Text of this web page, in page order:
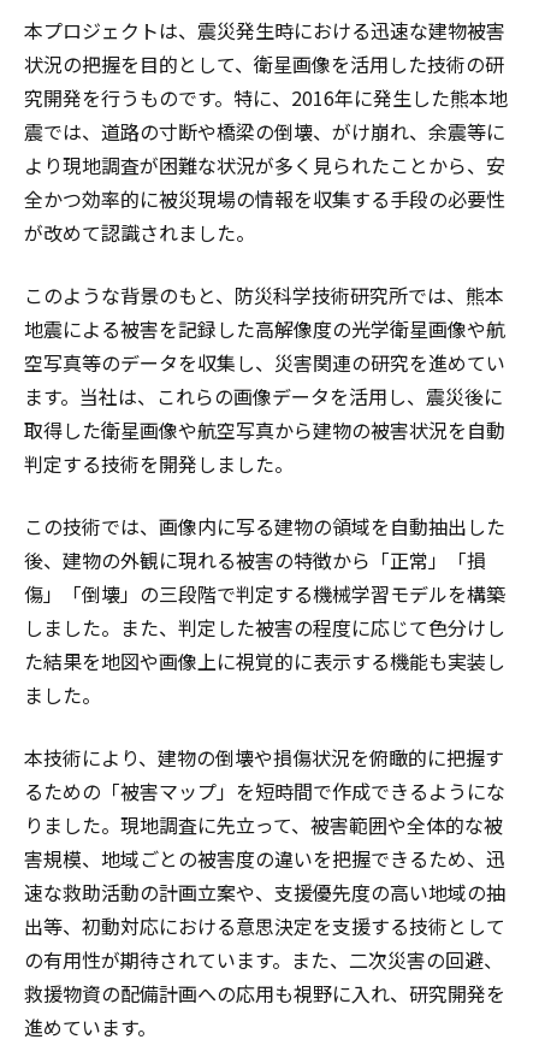
本プロジェクトは、震災発生時における迅速な建物被害
状況の把握を目的として、衛星画像を活用した技術の研
究開発を行うものです。特に、2016年に発生した熊本地
震では、道路の寸断や橋梁の倒壊、がけ崩れ、余震等に
より現地調査が困難な状況が多く見られたことから、安
全かつ効率的に被災現場の情報を収集する手段の必要性
が改めて認識されました。
このような背景のもと、防災科学技術研究所では、熊本
地震による被害を記録した高解像度の光学衛星画像や航
空写真等のデータを収集し、災害関連の研究を進めてい
ます。当社は、これらの画像データを活用し、震災後に
取得した衛星画像や航空写真から建物の被害状況を自動
判定する技術を開発しました。
この技術では、画像内に写る建物の領域を自動抽出した
後、建物の外観に現れる被害の特徴から「正常」「損
傷」「倒壊」の三段階で判定する機械学習モデルを構築
しました。また、判定した被害の程度に応じて色分けし
た結果を地図や画像上に視覚的に表示する機能も実装し
ました。
本技術により、建物の倒壊や損傷状況を俯瞰的に把握す
るための「被害マップ」を短時間で作成できるようにな
りました。現地調査に先立って、被害範囲や全体的な被
害規模、地域ごとの被害度の違いを把握できるため、迅
速な救助活動の計画立案や、支援優先度の高い地域の抽
出等、初動対応における意思決定を支援する技術として
の有用性が期待されています。また、二次災害の回避、
救援物資の配備計画への応用も視野に入れ、研究開発を
進めています。